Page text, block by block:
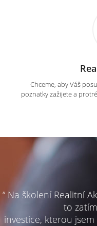
Chceme, aby Váš
poznatky zažijete a
“ Na školení Realitní
to
investice, kterou